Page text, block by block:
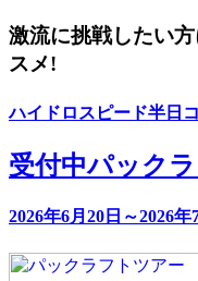
激流に挑戦したい
スメ!
ハイドロスピード半日
受付中パック
2026年6月20日～2026